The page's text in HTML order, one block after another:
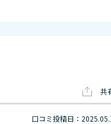
共
口コミ投稿日：